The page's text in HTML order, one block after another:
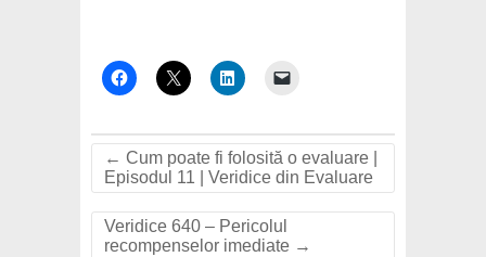
← Cum poate fi folosită o evaluare |
Episodul 11 | Veridice din Evaluare
Veridice 640 – Pericolul
recompenselor imediate →